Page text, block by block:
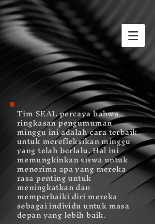
Tim SEAL percaya bahwa
ringkasan pengumuman
minggu ini adalah cara terbaik
untuk merefleksikan minggu
yang telah berlalu. Hal ini
memungkinkan siswa untuk
menerima apa yang mereka
rasa penting untuk
meningkatkan dan
memperbaiki diri mereka
sebagai individu untuk masa
depan yang lebih baik.